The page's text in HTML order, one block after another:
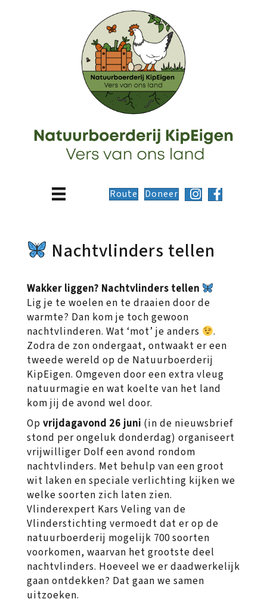
Route Doneer
Nachtvlinders tellen
Wakker liggen? Nachtvlinders tellen
Lig je te woelen en te draaien door de
warmte? Dan kom je toch gewoon
nachtvlinderen. Wat ‘mot’ je anders
.
Zodra de zon ondergaat, ontwaakt er een
tweede wereld op de Natuurboerderij
KipEigen. Omgeven door een extra vleug
natuurmagie en wat koelte van het land
kom jij de avond wel door.
Op vrijdagavond 26 juni (in de nieuwsbrief
stond per ongeluk donderdag) organiseert
vrijwilliger Dolf een avond rondom
nachtvlinders. Met behulp van een groot
wit laken en speciale verlichting kijken we
welke soorten zich laten zien.
Vlinderexpert Kars Veling van de
Vlinderstichting vermoedt dat er op de
natuurboerderij mogelijk 700 soorten
voorkomen, waarvan het grootste deel
nachtvlinders. Hoeveel we er daadwerkelijk
gaan ontdekken? Dat gaan we samen
uitzoeken.